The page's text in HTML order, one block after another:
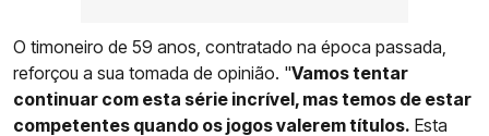
O timoneiro de 59 anos, contratado na época passada,
reforçou a sua tomada de opinião. "Vamos tentar
continuar com esta série incrível, mas temos de estar
competentes quando os jogos valerem títulos. Esta